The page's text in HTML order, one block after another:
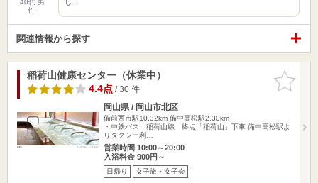
40代 男
性
関連情報から探す
お気に入
りに追加
稲荷山健康センター（休業中）
4.4点/ 30 件
岡山県 / 岡山市北区
備前西市駅10.32km 備中高松駅2.30km
・中鉄バス 稲荷山線 終点「稲荷山」下車 備中高松駅よ
りタクシー利…
営業時間 10:00～20:00
入浴料金 900円～
日帰り 女子旅・女子会